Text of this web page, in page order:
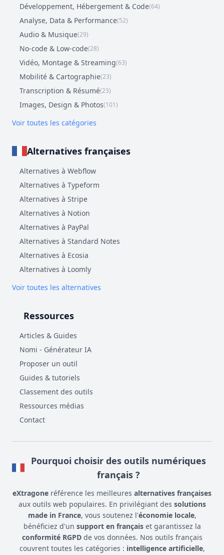
Développement, Hébergement & Code(64)
Analyse, Data & Performance(52)
Audio & Musique(29)
No-code & Low-code(28)
Vidéo, Montage & Streaming(63)
Mobilité & Cartographie(23)
Transcription & Résumé(23)
Images, Design & Photos(101)
Voir toutes les catégories
Alternatives françaises
Alternatives à Webflow
Alternatives à Typeform
Alternatives à Stripe
Alternatives à Notion
Alternatives à PayPal
Alternatives à Standard Notes
Alternatives à Ecosia
Alternatives à Loomly
Voir toutes les alternatives
Ressources
Articles & Guides
Nomi - Générateur IA
Proposer un outil
Guides & tutoriels
Classement des outils
Ressources médias
Contact
Pourquoi choisir des outils numériques
français ?
eXtragone référence les meilleures alternatives françaises
aux outils web populaires. En privilégiant des solutions
made in France, vous soutenez l'économie locale,
bénéficiez d'un support en françaiset garantissez la
conformité RGPDde vos données. Nos outils français
couvrent toutes les catégories : intelligence artificielle,